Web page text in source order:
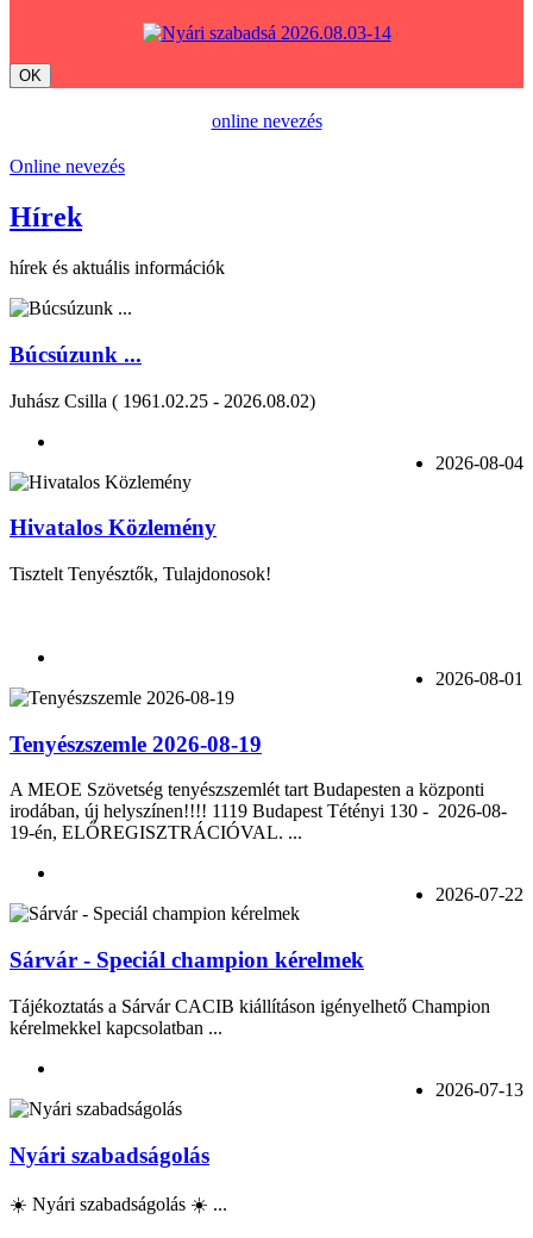
OK
online nevezés
Online nevezés
Hírek
hírek és aktuális információk
Búcsúzunk ...
Juhász Csilla ( 1961.02.25 - 2026.08.02)
2026-08-04
Hivatalos Közlemény
Tisztelt Tenyésztők, Tulajdonosok!
2026-08-01
Tenyészszemle 2026-08-19
A MEOE Szövetség tenyészszemlét tart Budapesten a központi
irodában, új helyszínen!!!! 1119 Budapest Tétényi 130 - 2026-08-
19-én, ELŐREGISZTRÁCIÓVAL. ...
2026-07-22
Sárvár - Speciál champion kérelmek
Tájékoztatás a Sárvár CACIB kiállításon igényelhető Champion
kérelmekkel kapcsolatban ...
2026-07-13
Nyári szabadságolás
☀️ Nyári szabadságolás ☀️ ...